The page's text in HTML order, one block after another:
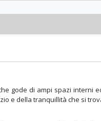
gode di ampi spazi interni
e della tranquillità che si